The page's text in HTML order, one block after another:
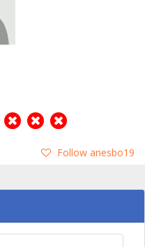
Follow anesbo19